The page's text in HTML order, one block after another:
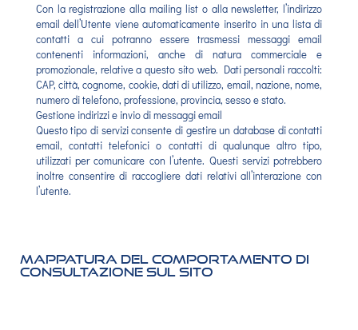
Con la registrazione alla mailing list o alla newsletter, l’indirizzo
email dell’Utente viene automaticamente inserito in una lista di
contatti a cui potranno essere trasmessi messaggi email
contenenti informazioni, anche di natura commerciale e
promozionale, relative a questo sito web. Dati personali raccolti:
CAP, città, cognome, cookie, dati di utilizzo, email, nazione, nome,
numero di telefono, professione, provincia, sesso e stato.
Gestione indirizzi e invio di messaggi email
Questo tipo di servizi consente di gestire un database di contatti
email, contatti telefonici o contatti di qualunque altro tipo,
utilizzati per comunicare con l’utente. Questi servizi potrebbero
inoltre consentire di raccogliere dati relativi all’interazione con
l’utente.
Mappatura del comportamento di
consultazione sul sito